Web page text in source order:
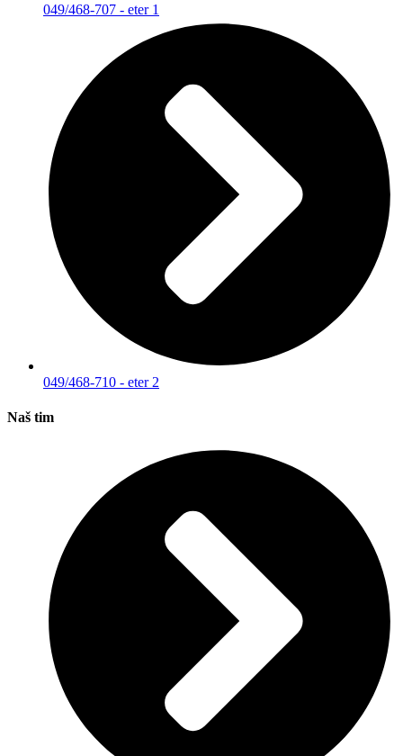
049/468-707 - eter 1
049/468-710 - eter 2
Naš tim